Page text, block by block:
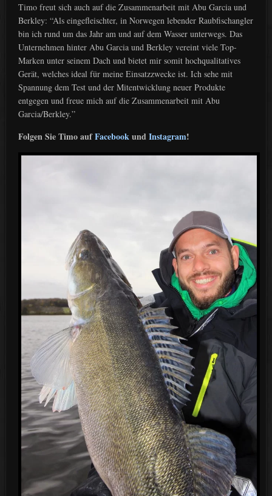
Timo freut sich auch auf die Zusammenarbeit mit Abu Garcia und
Berkley: “Als eingefleischter, in Norwegen lebender Raubfischangler
bin ich rund um das Jahr am und auf dem Wasser unterwegs. Das
Unternehmen hinter Abu Garcia und Berkley vereint viele Top-
Marken unter seinem Dach und bietet mir somit hochqualitatives
Gerät, welches ideal für meine Einsatzzwecke ist. Ich sehe mit
Spannung dem Test und der Mitentwicklung neuer Produkte
entgegen und freue mich auf die Zusammenarbeit mit Abu
Garcia/Berkley.”
Folgen Sie Timo aufFacebookundInstagram!